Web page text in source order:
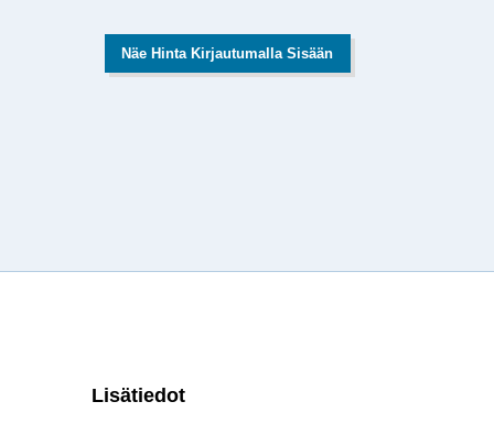
Näe Hinta Kirjautumalla Sisään
Lisätiedot